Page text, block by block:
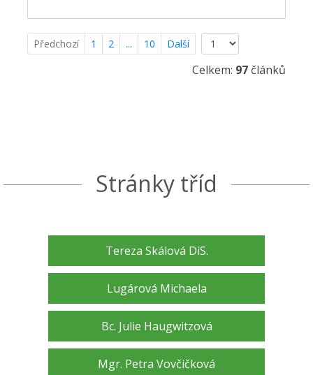
Předchozí 1 2 ... 10 Další
Celkem: 97 článků
Stránky tříd
Tereza Skálová DiS.
Lugárová Michaela
Bc. Julie Haugwitzová
Mgr. Petra Vovčičková